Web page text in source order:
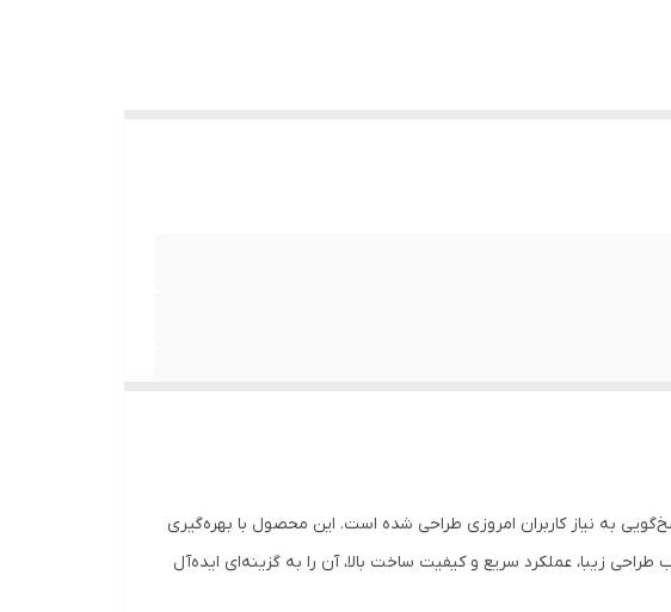
به نیاز کاربران امروزی طراحی شده است. این محصول با بهره‌گیری
زیبا، عملکرد سریع و کیفیت ساخت بالا، آن را به گزینه‌ای ایده‌آل